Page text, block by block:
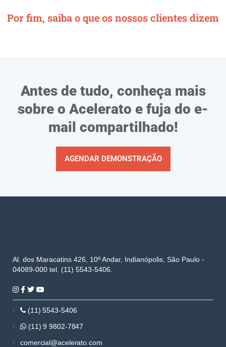
Por fim, saiba o que os nossos clientes dizem
Antes de tudo, conheça mais
sobre o Acelerato e fuja do e-
mail compartilhado!
AGENDAR DEMONSTRAÇÃO
Al. dos Maracatins 426, 10º Andar, Indianópolis, São Paulo -
04089-000 tel. (11) 5543-5406.
(11) 5543-5406
(11) 9 9802-7847
comercial@acelerato.com